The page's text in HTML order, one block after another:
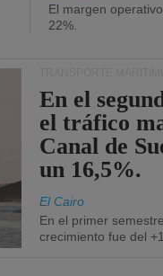
El margen
22%.
En el
el tráfico
Canal de
un 16,5%.
El Cairo
En el primer
crecimiento fue del